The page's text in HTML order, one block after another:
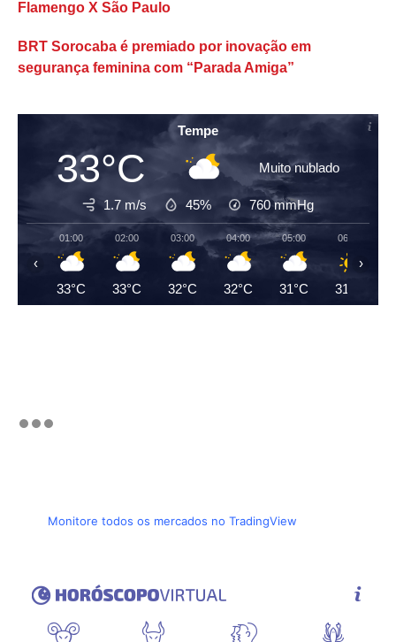
Flamengo X São Paulo
BRT Sorocaba é premiado por inovação em
segurança feminina com “Parada Amiga”
Tempe
33°C Muito nublado
1.7 m/s 45% 760mmHg
01:00
33°C
02:00
33°C
03:00
32°C
04:00
32°C
05:00
31°C
06:00
31°C
‹ ›
Monitore todos os mercados no TradingView